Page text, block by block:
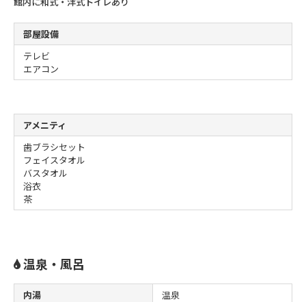
部屋設備
テレビ
エアコン
アメニティ
歯ブラシセット
フェイスタオル
バスタオル
浴衣
茶
温泉・風呂
内湯
温泉